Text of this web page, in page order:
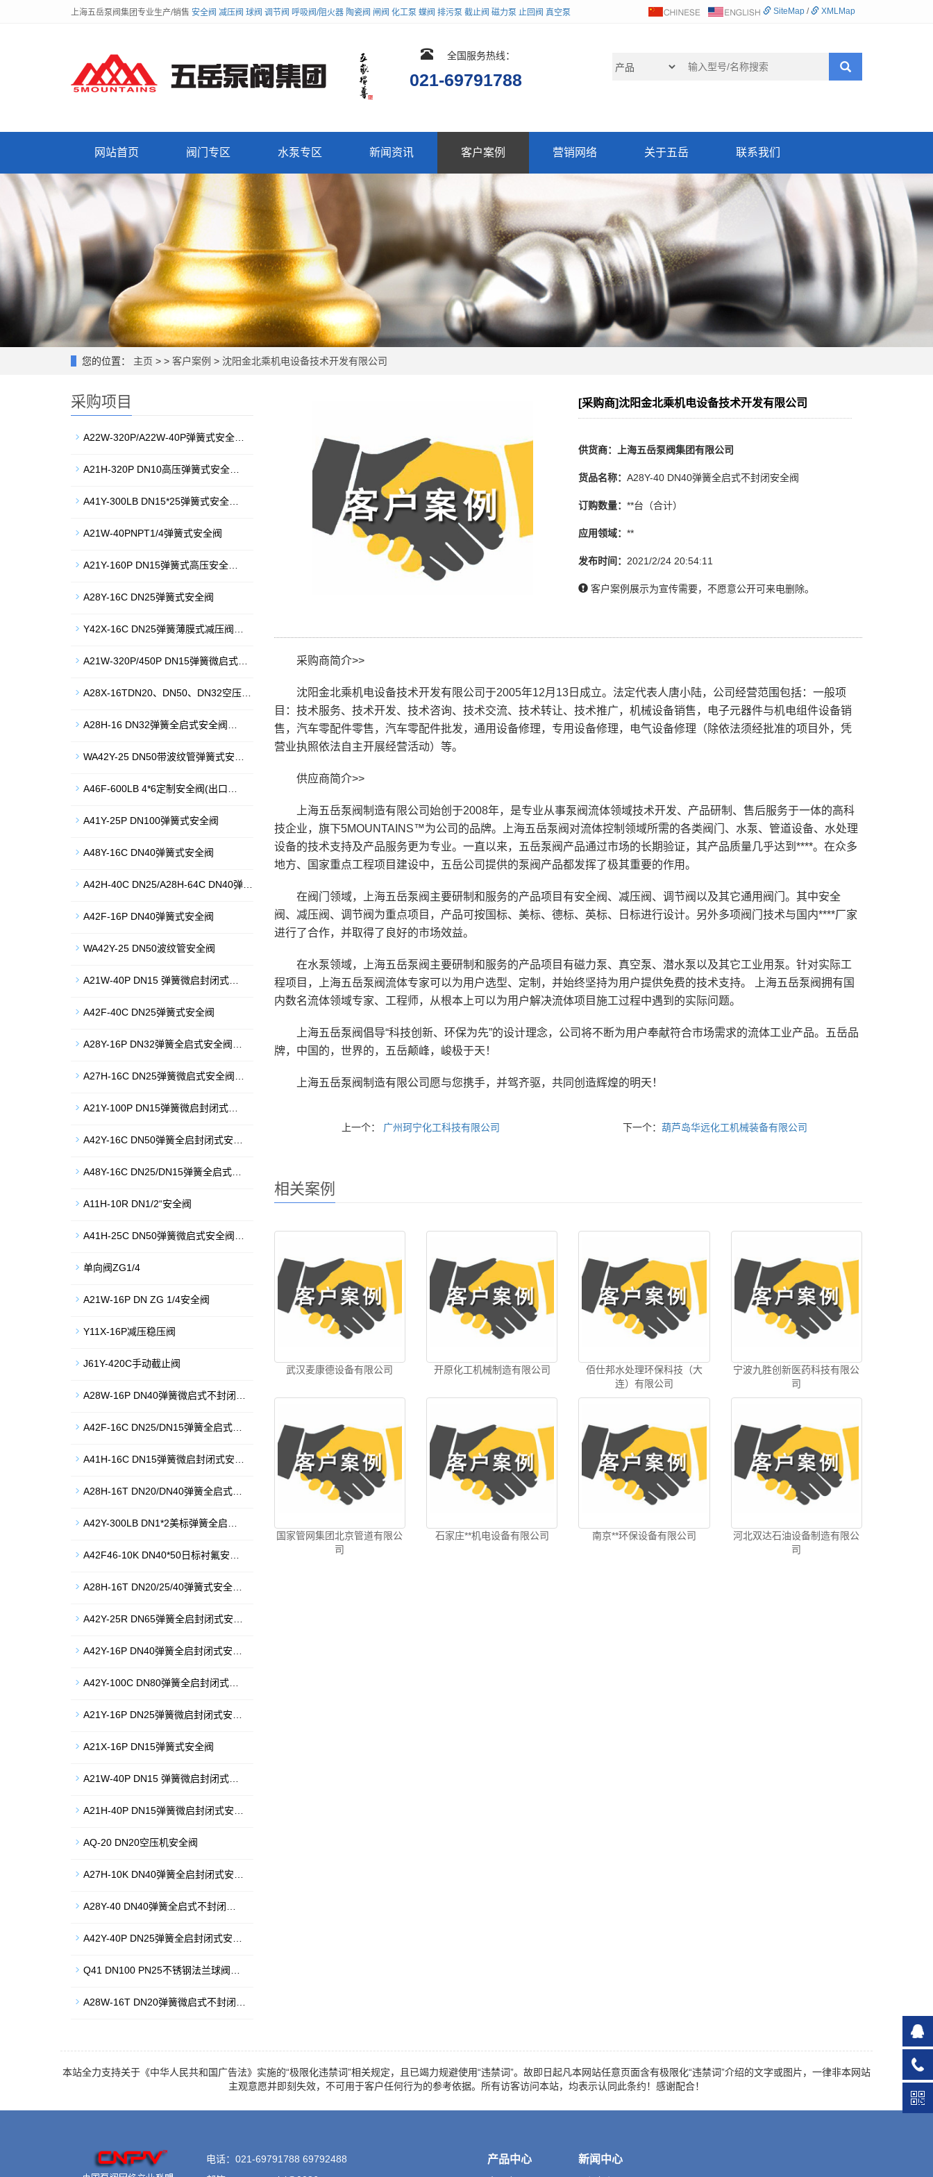
上海五岳泵阀集团专业生产/销售 安全阀 减压阀 球阀 调节阀 呼吸阀/阻火器 陶瓷阀 闸阀 化工泵 蝶阀 排污泵 截止阀 磁力泵 止回阀 真空泵 SiteMap / XMLMap
全国服务热线：
021-69791788
网站首页 阀门专区 水泵专区 新闻资讯 客户案例 营销网络 关于五岳 联系我们
您的位置： 主页 > > 客户案例 > 沈阳金北乘机电设备技术开发有限公司
[采购商]沈阳金北乘机电设备技术开发有限公司
供货商：上海五岳泵阀集团有限公司
货品名称：A28Y-40 DN40弹簧全启式不封闭安全阀
订购数量：**台（合计）
应用领域：**
发布时间： 2021/2/24 20:54:11
客户案例展示为宣传需要，不愿意公开可来电删除。
采购商简介>>
沈阳金北乘机电设备技术开发有限公司于2005年12月13日成立。法定代表人唐小陆，公司经营范围包括：一般项
目：技术服务、技术开发、技术咨询、技术交流、技术转让、技术推广，机械设备销售，电子元器件与机电组件设备销
售，汽车零配件零售，汽车零配件批发，通用设备修理，专用设备修理，电气设备修理（除依法须经批准的项目外，凭
营业执照依法自主开展经营活动）等。
供应商简介>>
上海五岳泵阀制造有限公司始创于2008年，是专业从事泵阀流体领域技术开发、产品研制、售后服务于一体的高科
技企业，旗下5MOUNTAINS™为公司的品牌。上海五岳泵阀对流体控制领域所需的各类阀门、水泵、管道设备、水处理
设备的技术支持及产品服务更为专业。一直以来，五岳泵阀产品通过市场的长期验证，其产品质量几乎达到****。在众多
地方、国家重点工程项目建设中，五岳公司提供的泵阀产品都发挥了极其重要的作用。
在阀门领域，上海五岳泵阀主要研制和服务的产品项目有安全阀、减压阀、调节阀以及其它通用阀门。其中安全
阀、减压阀、调节阀为重点项目，产品可按国标、美标、德标、英标、日标进行设计。另外多项阀门技术与国内****厂家
进行了合作，并取得了良好的市场效益。
在水泵领域，上海五岳泵阀主要研制和服务的产品项目有磁力泵、真空泵、潜水泵以及其它工业用泵。针对实际工
程项目，上海五岳泵阀流体专家可以为用户选型、定制，并始终坚持为用户提供免费的技术支持。 上海五岳泵阀拥有国
内数名流体领域专家、工程师，从根本上可以为用户解决流体项目施工过程中遇到的实际问题。
上海五岳泵阀倡导“科技创新、环保为先”的设计理念，公司将不断为用户奉献符合市场需求的流体工业产品。五岳品
牌，中国的，世界的，五岳颠峰，峻极于天！
上海五岳泵阀制造有限公司愿与您携手，并驾齐驱，共同创造辉煌的明天！
上一个： 广州珂宁化工科技有限公司 下一个：葫芦岛华远化工机械装备有限公司
相关案例
武汉麦康德设备有限公司 开原化工机械制造有限公司
佰仕邦水处理环保科技（大
连）有限公司
宁波九胜创新医药科技有限公
司
国家管网集团北京管道有限公
司
石家庄**机电设备有限公司 南京**环保设备有限公司
河北双达石油设备制造有限公
司
采购项目
A22W-320P/A22W-40P弹簧式安全…
A21H-320P DN10高压弹簧式安全…
A41Y-300LB DN15*25弹簧式安全…
A21W-40PNPT1/4弹簧式安全阀
A21Y-160P DN15弹簧式高压安全…
A28Y-16C DN25弹簧式安全阀
Y42X-16C DN25弹簧薄膜式减压阀…
A21W-320P/450P DN15弹簧微启式…
A28X-16TDN20、DN50、DN32空压…
A28H-16 DN32弹簧全启式安全阀…
WA42Y-25 DN50带波纹管弹簧式安…
A46F-600LB 4*6定制安全阀(出口…
A41Y-25P DN100弹簧式安全阀
A48Y-16C DN40弹簧式安全阀
A42H-40C DN25/A28H-64C DN40弹…
A42F-16P DN40弹簧式安全阀
WA42Y-25 DN50波纹管安全阀
A21W-40P DN15 弹簧微启封闭式…
A42F-40C DN25弹簧式安全阀
A28Y-16P DN32弹簧全启式安全阀…
A27H-16C DN25弹簧微启式安全阀…
A21Y-100P DN15弹簧微启封闭式…
A42Y-16C DN50弹簧全启封闭式安…
A48Y-16C DN25/DN15弹簧全启式…
A11H-10R DN1/2“安全阀
A41H-25C DN50弹簧微启式安全阀…
单向阀ZG1/4
A21W-16P DN ZG 1/4安全阀
Y11X-16P减压稳压阀
J61Y-420C手动截止阀
A28W-16P DN40弹簧微启式不封闭…
A42F-16C DN25/DN15弹簧全启式…
A41H-16C DN15弹簧微启封闭式安…
A28H-16T DN20/DN40弹簧全启式…
A42Y-300LB DN1*2美标弹簧全启…
A42F46-10K DN40*50日标衬氟安…
A28H-16T DN20/25/40弹簧式安全…
A42Y-25R DN65弹簧全启封闭式安…
A42Y-16P DN40弹簧全启封闭式安…
A42Y-100C DN80弹簧全启封闭式…
A21Y-16P DN25弹簧微启封闭式安…
A21X-16P DN15弹簧式安全阀
A21W-40P DN15 弹簧微启封闭式…
A21H-40P DN15弹簧微启封闭式安…
AQ-20 DN20空压机安全阀
A27H-10K DN40弹簧全启封闭式安…
A28Y-40 DN40弹簧全启式不封闭…
A42Y-40P DN25弹簧全启封闭式安…
Q41 DN100 PN25不锈钢法兰球阀…
A28W-16T DN20弹簧微启式不封闭…
本站全力支持关于《中华人民共和国广告法》实施的“极限化违禁词”相关规定，且已竭力规避使用“违禁词”。故即日起凡本网站任意页面含有极限化“违禁词”介绍的文字或图片，一律非本网站
主观意愿并即刻失效，不可用于客户任何行为的参考依据。所有访客访问本站，均表示认同此条约！感谢配合！
电话：021-69791788 69792488
产品中心 新闻中心